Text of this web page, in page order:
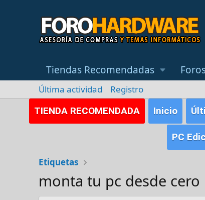
Tiendas Recomendadas
Última actividad
Registro
TIENDA RECOMENDADA
Inicio
PC
Etiquetas
monta tu pc desde cero